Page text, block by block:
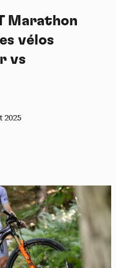
Marathon
vélos
vs
2025